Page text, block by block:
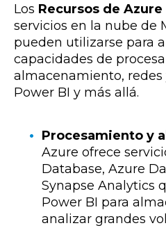
Los Recursos de Azure
servicios en la nube de
pueden utilizarse para
capacidades de
almacenamiento, redes
Power BI y más allá.
Procesamiento y
Azure ofrece
Database, Azure
Synapse Analytics
Power BI para
analizar grandes